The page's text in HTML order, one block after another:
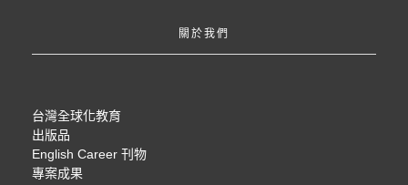
關於我們
台灣全球化教育
出版品
English Career 刊物
專案成果